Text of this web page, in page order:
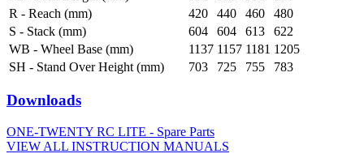
R - Reach (mm)
420 440 460
480
S - Stack (mm)
604 604 613
622
WB - Wheel Base (mm)
1137 1157 1181 1205
SH - Stand Over Height (mm)
703 725 755 783
Downloads
ONE-TWENTY RC LITE - Spare Parts
VIEW ALL INSTRUCTION MANUALS